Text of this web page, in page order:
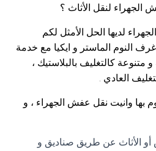
لنقل الأثاث ؟
لديها الحل الأمثل لكم
النوم الماستر و ايكيا مع خدمة
متنوعة كالتغليف بالبلاستيك ،
العادي .
بها وانيت نقل عفش الجهراء ، و
الأثاث عن طريق صناديق و